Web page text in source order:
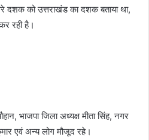
दशक को उत्तराखंड का दशक बताया था,
रही है।
भाजपा जिला अध्यक्ष मीता सिंह, नगर
एवं अन्य लोग मौजूद रहे।